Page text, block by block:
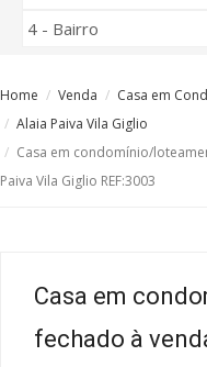
Home Venda Casa em
Alaia Paiva Vila Giglio
Casa em condomínio/
Paiva Vila Giglio REF:3003
Casa em
fechado à